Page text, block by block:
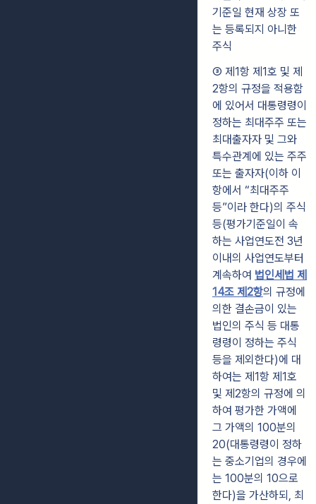
기준일 현재 상장 또
는 등록되지 아니한
주식
③ 제1항 제1호 및 제
2항의 규정을 적용함
에 있어서 대통령령이
정하는 최대주주 또는
최대출자자 및 그와
특수관계에 있는 주주
또는 출자자(이하 이
항에서 “최대주주
등”이라 한다)의 주식
등(평가기준일이 속
하는 사업연도전 3년
이내의 사업연도부터
계속하여 법인세법 제
14조 제2항의 규정에
의한 결손금이 있는
법인의 주식 등 대통
령령이 정하는 주식
등을 제외한다)에 대
하여는 제1항 제1호
및 제2항의 규정에 의
하여 평가한 가액에
그 가액의 100분의
20(대통령령이 정하
는 중소기업의 경우에
는 100분의 10으로
한다)을 가산하되, 최